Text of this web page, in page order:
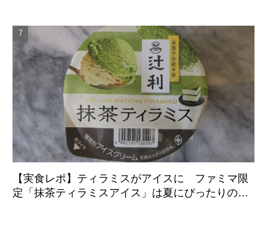
【実食レポ】ティラミスがアイスに ファミマ限
定「抹茶ティラミスアイス」は夏にぴったりの爽